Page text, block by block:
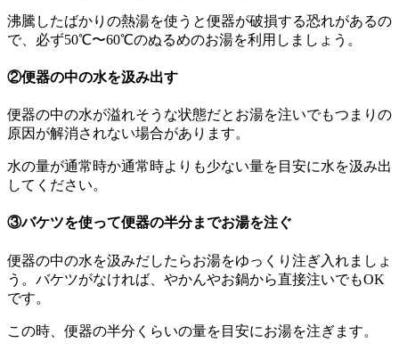
沸騰したばかりの熱湯を使うと便器が破損する恐れがあるの
で、必ず50℃〜60℃のぬるめのお湯を利用しましょう。
②便器の中の水を汲み出す
便器の中の水が溢れそうな状態だとお湯を注いでもつまりの
原因が解消されない場合があります。
水の量が通常時か通常時よりも少ない量を目安に水を汲み出
してください。
③バケツを使って便器の半分までお湯を注ぐ
便器の中の水を汲みだしたらお湯をゆっくり注ぎ入れましょ
う。バケツがなければ、やかんやお鍋から直接注いでもOK
です。
この時、便器の半分くらいの量を目安にお湯を注ぎます。